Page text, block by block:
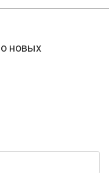
новых